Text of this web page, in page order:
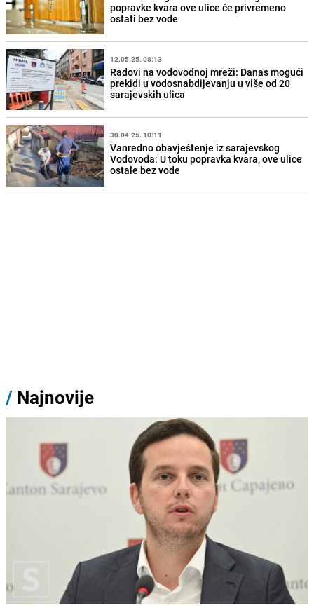
popravke kvara ove ulice će privremeno
ostati bez vode
12.05.25. 08:13
Radovi na vodovodnoj mreži: Danas mogući
prekidi u vodosnabdijevanju u više od 20
sarajevskih ulica
30.04.25. 10:11
Vanredno obavještenje iz sarajevskog
Vodovoda: U toku popravka kvara, ove ulice
ostale bez vode
/ Najnovije